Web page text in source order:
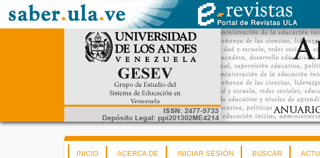
INICIO ACERCA DE INICIAR SESIÓN BUSCAR